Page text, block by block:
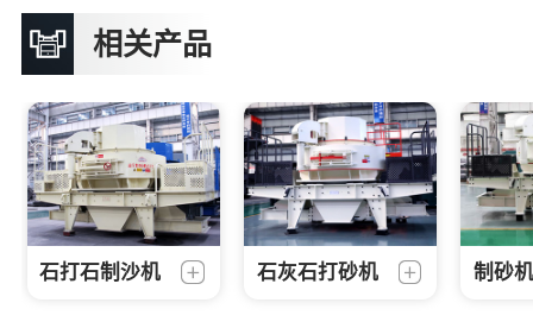
相关产品
石打石制沙机 石灰石打砂机 制砂机